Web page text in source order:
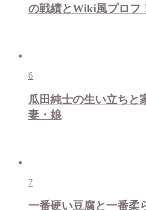
の戦績とWiki風プロフ
6
瓜田純士の生い立ちと
妻・娘
7
一番硬い豆腐と一番柔